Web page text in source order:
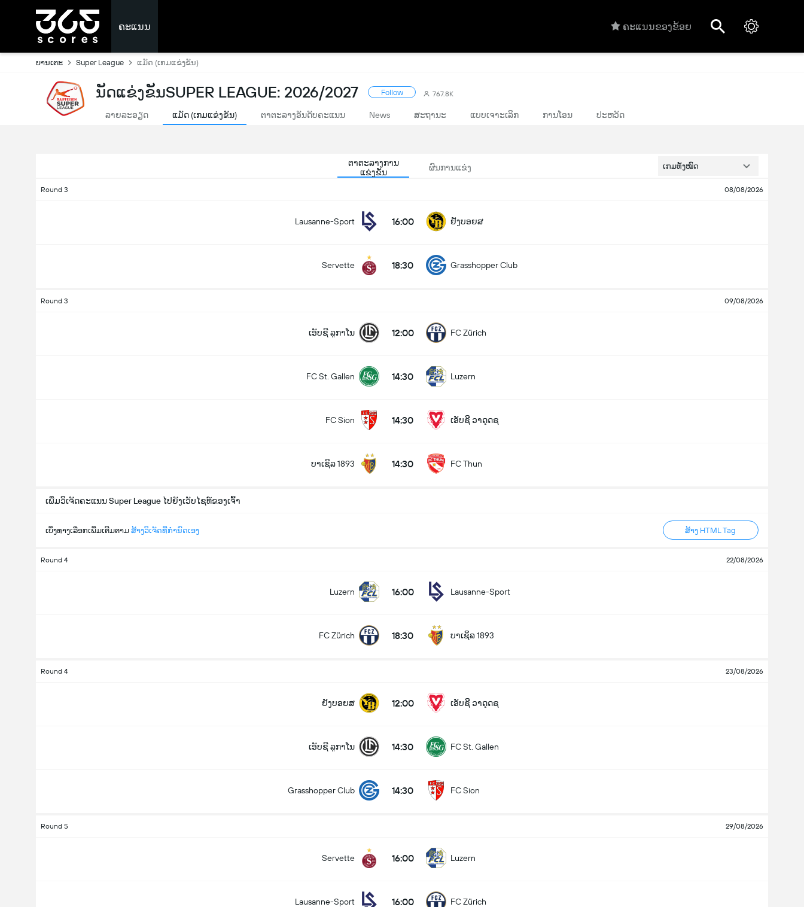
ຄະແນນ ຄະແນນຂອງຂ້ອຍ
ບານເຕະ Super League ແມັດ (ເກມແຂ່ງຂັນ)
ນັດແຂ່ງຂັນSUPER LEAGUE: 2026/2027 Follow 767.8K
ລາຍລະອຽດ ແມັດ (ເກມແຂ່ງຂັນ) ຕາຕະລາງອັນດັບຄະແນນ News ສະຖານະ ແບບເຈາະເລິກ ການໂອນ ປະຫວັດ
ຕາຕະລາງການ
ແຂ່ງຂັນ
ຜົນການແຂ່ງ ເກມທັງໝົດ
Round 3 08/08/2026
Lausanne-Sport 16:00 ຢັງບອຍສ
Servette 18:30 Grasshopper Club
Round 3 09/08/2026
ເອັບຊີ ລູກາໂນ 12:00 FC Zürich
FC St. Gallen 14:30 Luzern
FC Sion 14:30 ເອັບຊີ ວາດຸດຊ
ບາເຊິລ 1893 14:30 FC Thun
ເພີ່ມວິເຈັດຄະແນນ Super League ໄປຍັງເວັບໄຊທ໌ຂອງເຈົ້າ
ເບິ່ງທາງເລືອກເພີ່ມເຕີມຕາມ ສ້າງວິເຈັດທີ່ກຳນົດເອງ ສ້າງ HTML Tag
Round 4 22/08/2026
Luzern 16:00 Lausanne-Sport
FC Zürich 18:30 ບາເຊິລ 1893
Round 4 23/08/2026
ຢັງບອຍສ 12:00 ເອັບຊີ ວາດຸດຊ
ເອັບຊີ ລູກາໂນ 14:30 FC St. Gallen
Grasshopper Club 14:30 FC Sion
Round 5 29/08/2026
Servette 16:00 Luzern
Lausanne-Sport 16:00 FC Zürich